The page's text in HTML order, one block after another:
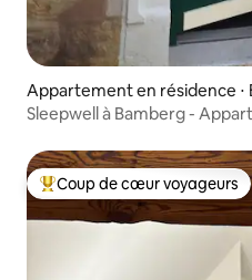
Appartement en résidence ⋅
Sleepwell à Bamberg -
Coups de cœur voyageurs
Coup de cœur voyageurs